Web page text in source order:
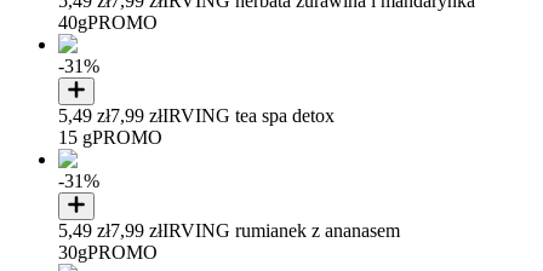
40gPROMO
-31%
5,49 zł7,99 złIRVING tea spa detox
15 gPROMO
-31%
5,49 zł7,99 złIRVING rumianek z ananasem
30gPROMO